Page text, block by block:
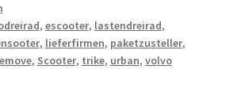
, escooter, lastendreirad,
, lieferfirmen, paketzusteller,
, Scooter, trike, urban, volvo